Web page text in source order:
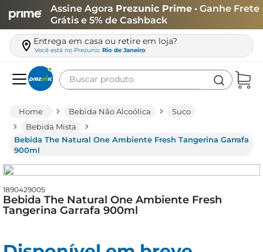
Assine Agora Prezunic Prime • Ganhe Frete
Grátis e 5% de Cashback
Entrega em casa ou retire em loja?
Você está no Prezunic Rio de Janeiro
Buscar produto
Bebida Não Alcoólica
Suco
Bebida Mista
Bebida The Natural One Ambiente Fresh Tangerina Garrafa
900ml
1890429005
Bebida The Natural One Ambiente Fresh
Tangerina Garrafa 900ml
leite
azeite